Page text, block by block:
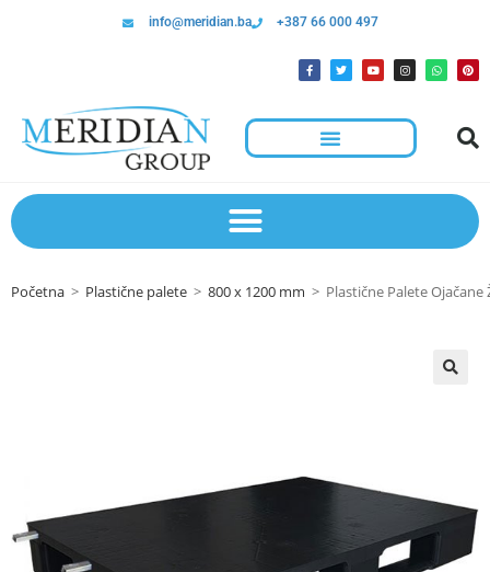
info@meridian.ba +387 66 000 497
Početna > Plastične palete > 800 x 1200 mm > Plastične Palete